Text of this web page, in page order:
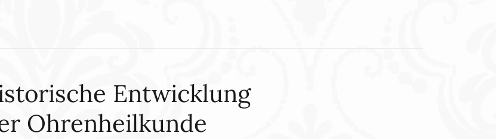
Entwicklung
Ohrenheilkunde